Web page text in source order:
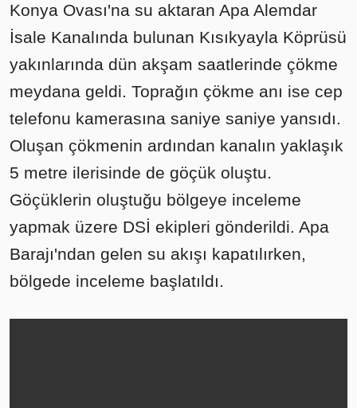
Konya Ovası'na su aktaran Apa Alemdar
İsale Kanalında bulunan Kısıkyayla Köprüsü
yakınlarında dün akşam saatlerinde çökme
meydana geldi. Toprağın çökme anı ise cep
telefonu kamerasına saniye saniye yansıdı.
Oluşan çökmenin ardından kanalın yaklaşık
5 metre ilerisinde de göçük oluştu.
Göçüklerin oluştuğu bölgeye inceleme
yapmak üzere DSİ ekipleri gönderildi. Apa
Barajı'ndan gelen su akışı kapatılırken,
bölgede inceleme başlatıldı.